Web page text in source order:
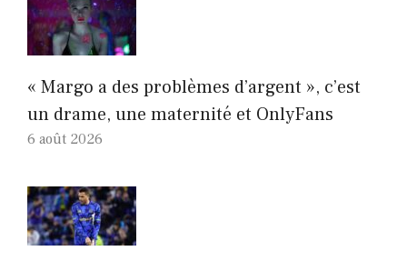
« Margo a des problèmes d’argent », c’est
un drame, une maternité et OnlyFans
6 août 2026